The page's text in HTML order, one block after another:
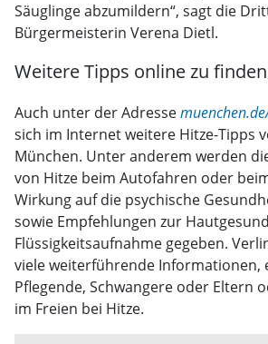
Säuglinge abzumildern“, sagt die
Bürgermeisterin Verena Dietl.
Weitere Tipps online zu finden
Auch unter der Adresse
sich im Internet weitere Hitze-Tipps
München. Unter anderem werden
von Hitze beim Autofahren oder
Wirkung auf die psychische
sowie Empfehlungen zur
Flüssigkeitsaufnahme gegeben.
viele weiterführende Informationen,
Pflegende, Schwangere oder Eltern
im Freien bei Hitze.